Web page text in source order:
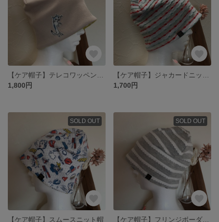
1,800円
1,700円
SOLD OUT
【ケア帽子】スムースニット帽
SOLD OUT